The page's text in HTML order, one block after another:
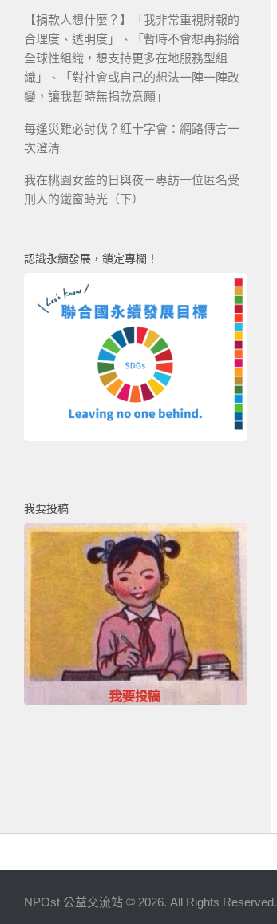
【捐款人想什麼？】「我非常重視財報的
合理度、透明度」、「暫時不會想再捐給
全球性組織，想支持更多在地服務型組
織」、「對社會或自己的想法一陣一陣改
變，讓我暫時無捐款意願」
每逢災難必討伐？紅十字會：網路傳言一
次澄清
我在桃園女監的日與夜－專訪一位匿名受
刑人的鐵窗時光（下）
認識永續發展，鎖定專欄！
我要投稿
NPOst 公益交流站 © 2026. All Rights Reserved.